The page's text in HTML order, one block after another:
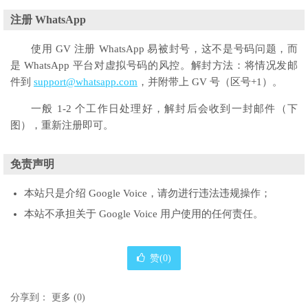
注册 WhatsApp
使用 GV 注册 WhatsApp 易被封号，这不是号码问题，而
是 WhatsApp 平台对虚拟号码的风控。解封方法：将情况发邮
件到 support@whatsapp.com ，并附带上 GV 号（区号+1）。
一般 1-2 个工作日处理好，解封后会收到一封邮件（下
图），重新注册即可。
免责声明
本站只是介绍 Google Voice，请勿进行违法违规操作；
本站不承担关于 Google Voice 用户使用的任何责任。
赞(0)
分享到： 更多 (0)